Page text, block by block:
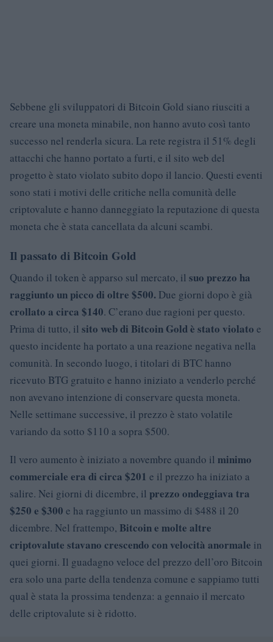
Sebbene gli sviluppatori di Bitcoin Gold siano riusciti a
creare una moneta minabile, non hanno avuto così tanto
successo nel renderla sicura. La rete registra il 51% degli
attacchi che hanno portato a furti, e il sito web del
progetto è stato violato subito dopo il lancio. Questi eventi
sono stati i motivi delle critiche nella comunità delle
criptovalute e hanno danneggiato la reputazione di questa
moneta che è stata cancellata da alcuni scambi.
Il passato di Bitcoin Gold
Quando il token è apparso sul mercato, il suo prezzo ha
raggiunto un picco di oltre $500. Due giorni dopo è già
crollato a circa $140. C’erano due ragioni per questo.
Prima di tutto, il sito web di Bitcoin Gold è stato violato e
questo incidente ha portato a una reazione negativa nella
comunità. In secondo luogo, i titolari di BTC hanno
ricevuto BTG gratuito e hanno iniziato a venderlo perché
non avevano intenzione di conservare questa moneta.
Nelle settimane successive, il prezzo è stato volatile
variando da sotto $110 a sopra $500.
Il vero aumento è iniziato a novembre quando il minimo
commerciale era di circa $201 e il prezzo ha iniziato a
salire. Nei giorni di dicembre, il prezzo ondeggiava tra
$250 e $300 e ha raggiunto un massimo di $488 il 20
dicembre. Nel frattempo, Bitcoin e molte altre
criptovalute stavano crescendo con velocità anormale in
quei giorni. Il guadagno veloce del prezzo dell’oro Bitcoin
era solo una parte della tendenza comune e sappiamo tutti
qual è stata la prossima tendenza: a gennaio il mercato
delle criptovalute si è ridotto.